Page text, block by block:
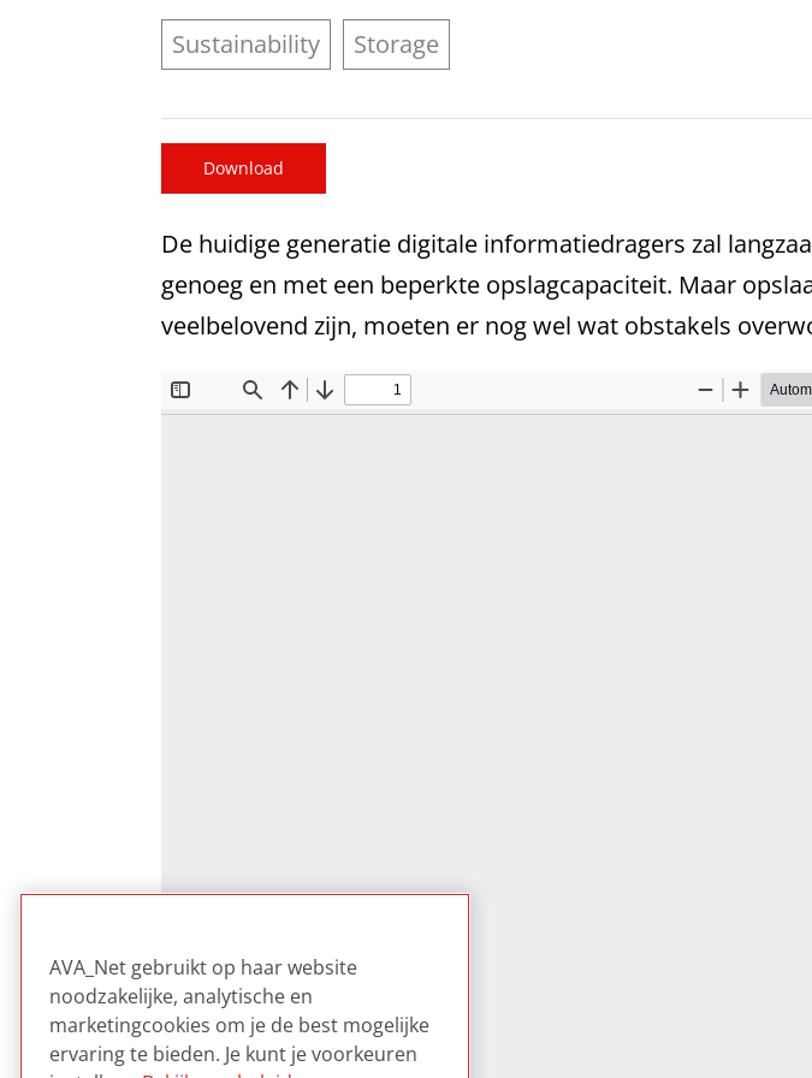
Sustainability Storage
Download
De huidige generatie digitale informatiedragers zal
genoeg en met een beperkte opslagcapaciteit. Maar
veelbelovend zijn, moeten er nog wel wat obstakels
AVA_Net gebruikt op haar website
noodzakelijke, analytische en
marketingcookies om je de best mogelijke
ervaring te bieden. Je kunt je voorkeuren